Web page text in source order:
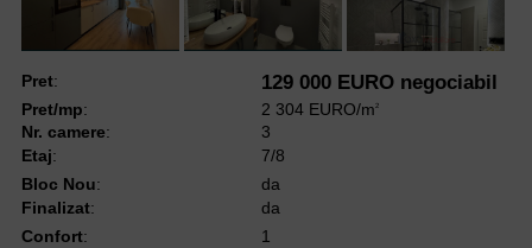
Pret: 129 000 EURO negociabil
Pret/mp: 2 304 EURO/m2
Nr. camere:
3
Etaj:
7/8
Bloc Nou:
da
Finalizat:
da
Confort:
1